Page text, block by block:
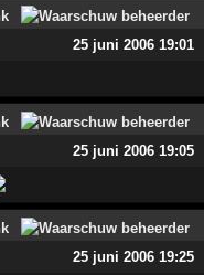
25 juni 2006 19:01
25 juni 2006 19:05
25 juni 2006 19:25